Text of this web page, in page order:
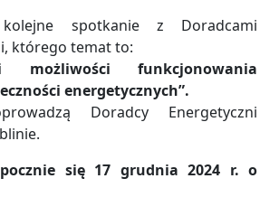
spotkanie z Doradcami
którego temat to:
możliwości funkcjonowania
energetycznych”.
Doradcy Energetyczni
się 17 grudnia 2024 r. o